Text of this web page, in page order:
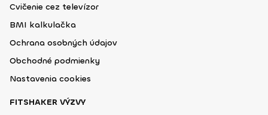
Cvičenie cez televízor
BMI kalkulačka
Ochrana osobných údajov
Obchodné podmienky
Nastavenia cookies
FITSHAKER VÝZVY